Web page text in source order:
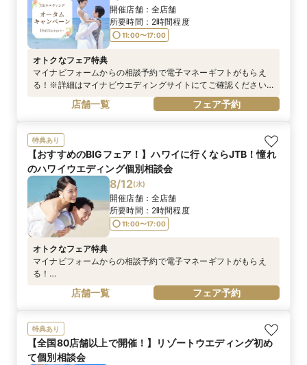
開催店舗： 全店舗
所要時間： 2時間程度
11:00〜17:00
オトクなフェア特典
マイナビフォームからの相談予約で電子マネーギフトがもらえ
る！※詳細はマイナビウエディングサイトにてご確認ください
※電話予約は対象外です
店舗一覧 フェア予約
特典あり
【おすすめのBIGフェア！】ハワイに行くならJTB！憧れ
のハワイウエディング個別相談会
8/12(水)
開催店舗： 全店舗
所要時間： 2時間程度
11:00〜17:00
オトクなフェア特典
マイナビフォームからの相談予約で電子マネーギフトがもらえ
る！
https://wedding.mynavi.jp/contents/special_contents/couple
_cp/※詳細はマイナビウエディングサイトにてご確認ください
店舗一覧 フェア予約
特典あり
【全国80店舗以上で開催！】リゾートウエディング初め
て個別相談会